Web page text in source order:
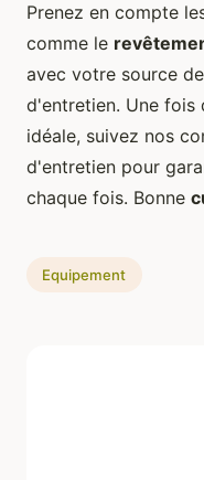
Prenez en compte
comme le
avec votre source de
d'entretien. Une fois
idéale, suivez nos
d'entretien pour
chaque fois. Bonne
Equipement